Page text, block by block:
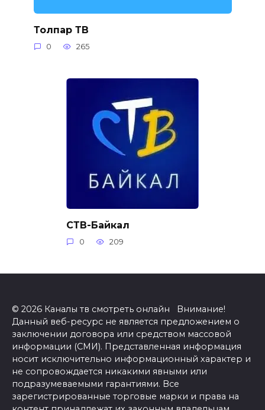
Толпар ТВ
0 265
СТВ-Байкал
0 209
© 2026 Каналы тв смотреть онлайн Внимание!
Данный веб-ресурс не является предложением о
заключении договора или средством массовой
информации (СМИ). Представленная информация
носит исключительно информационный характер и
не сопровождается никакими явными или
подразумеваемыми гарантиями. Все
зарегистрированные торговые марки и права на